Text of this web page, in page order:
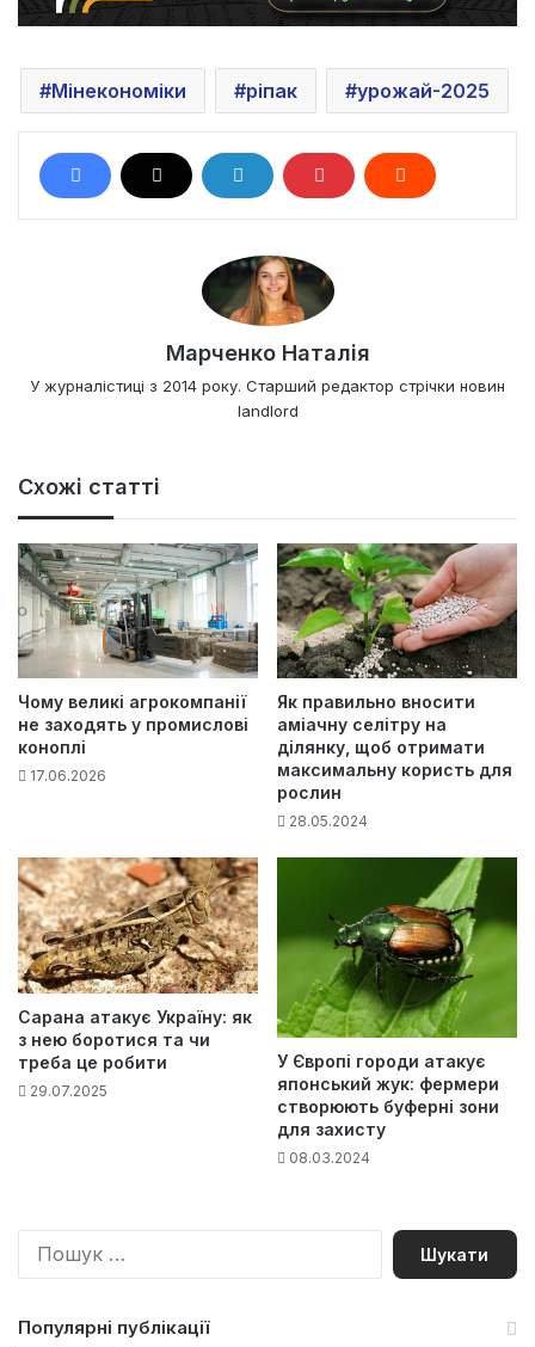
Мінекономіки ріпак урожай-2025
Марченко Наталія
У журналістиці з 2014 року. Старший редактор стрічки новин
landlord
Схожі статті
Чому великі агрокомпанії
не заходять у промислові
коноплі
17.06.2026
Як правильно вносити
аміачну селітру на
ділянку, щоб отримати
максимальну користь для
рослин
28.05.2024
Сарана атакує Україну: як
з нею боротися та чи
треба це робити
29.07.2025
У Європі городи атакує
японський жук: фермери
створюють буферні зони
для захисту
08.03.2024
П
Популярні публікації